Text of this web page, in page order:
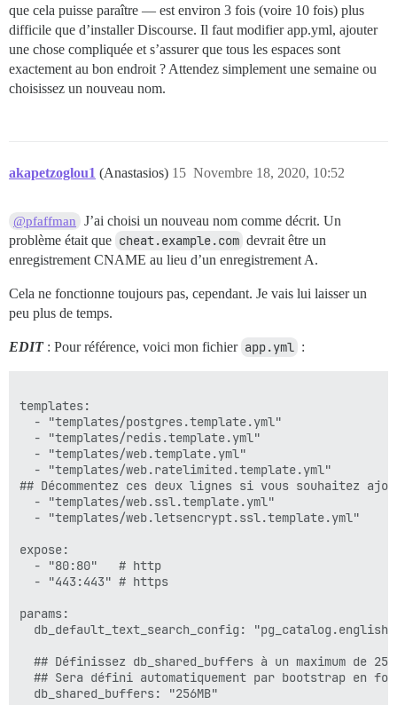
que cela puisse paraître — est environ 3 fois (voire 10 fois) plus
difficile que d’installer Discourse. Il faut modifier app.yml, ajouter
une chose compliquée et s’assurer que tous les espaces sont
exactement au bon endroit ? Attendez simplement une semaine ou
choisissez un nouveau nom.
akapetzoglou1 (Anastasios) Novembre 18, 2020, 10:52
15
@pfaffman
J’ai choisi un nouveau nom comme décrit. Un
problème était que cheat.example.com devrait être un
enregistrement CNAME au lieu d’un enregistrement A.
Cela ne fonctionne toujours pas, cependant. Je vais lui laisser un
peu plus de temps.
EDIT: Pour référence, voici mon fichier app.yml :
templates:
  - "templates/postgres.template.yml"
  - "templates/redis.template.yml"
  - "templates/web.template.yml"
  - "templates/web.ratelimited.template.yml"
## Décommentez ces deux lignes si vous souhaitez
  - "templates/web.ssl.template.yml"
  - "templates/web.letsencrypt.ssl.template.yml"
expose:
  - "80:80"   # http
  - "443:443" # https
params:
  db_default_text_search_config: "pg_catalog.english"
## Définissez db_shared_buffers à un maximum de 25
## Sera défini automatiquement par bootstrap en
  db_shared_buffers: "256MB"